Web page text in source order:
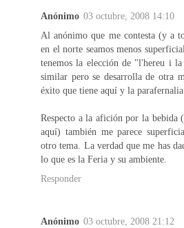
Anónimo 03 octubre, 2008 14:10
Al anónimo que me contesta (y a
en el norte seamos menos
tenemos la elección de "l'hereu i
similar pero se desarrolla de otra
éxito que tiene aquí y la
Respecto a la afición por la bebida
aquí) también me parece
otro tema. La verdad que me has
lo que es la Feria y su ambiente.
Responder
Anónimo 03 octubre, 2008 21:12